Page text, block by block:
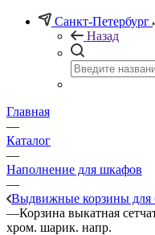
Санкт-Петербург
Назад
Главная
—
Каталог
—
Наполнение для шкафов
—
Выдвижные корзины для
—Корзина выкатная
хром. шарик. напр.